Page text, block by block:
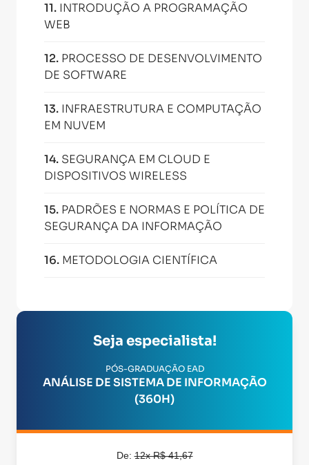
11. INTRODUÇÃO A PROGRAMAÇÃO
WEB
12. PROCESSO DE DESENVOLVIMENTO
DE SOFTWARE
13. INFRAESTRUTURA E COMPUTAÇÃO
EM NUVEM
14. SEGURANÇA EM CLOUD E
DISPOSITIVOS WIRELESS
15. PADRÕES E NORMAS E POLÍTICA DE
SEGURANÇA DA INFORMAÇÃO
16. METODOLOGIA CIENTÍFICA
Seja especialista!
PÓS-GRADUAÇÃO EAD
ANÁLISE DE SISTEMA DE INFORMAÇÃO
(360H)
De:12x R$ 41,67